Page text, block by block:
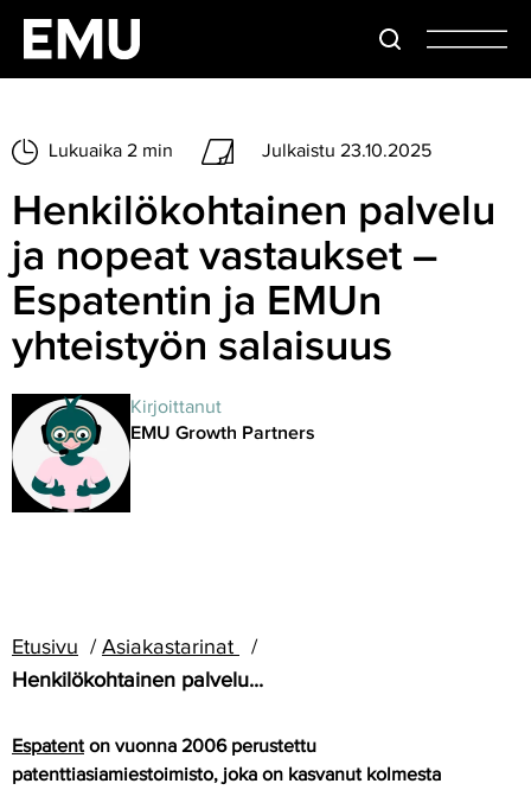
Lukuaika 2 min Julkaistu 23.10.2025
Henkilökohtainen palvelu
ja nopeat vastaukset –
Espatentin ja EMUn
yhteistyön salaisuus
Kirjoittanut
EMU Growth Partners
Espatenton vuonna 2006 perustettu
patenttiasiamiestoimisto, joka on kasvanut kolmesta
Etusivu
Asiakastarinat
Henkilökohtainen palvelu...